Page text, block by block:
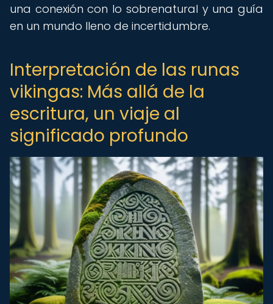
una conexión con lo sobrenatural y una guía
en un mundo lleno de incertidumbre.
Interpretación de las runas
vikingas: Más allá de la
escritura, un viaje al
significado profundo